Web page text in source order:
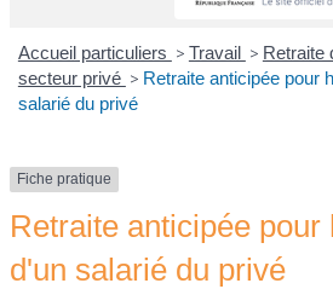
Accueil particuliers > Travail > Retraite
secteur privé > Retraite anticipée pour
salarié du privé
Fiche pratique
Retraite anticipée pour
d'un salarié du privé